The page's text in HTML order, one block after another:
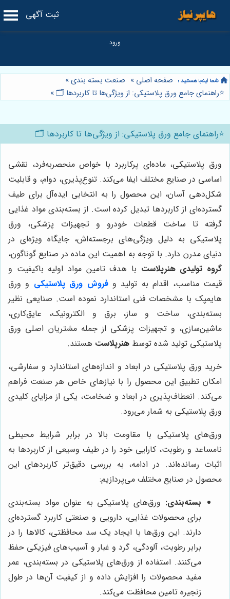
ثبت آگهی
صفحه اصلی » صنعت بسته بندی»
⭐️راهنمای جامع ورق پلاستیکی: از ویژگی‌ها تا کاربردها 🗂️»
⭐️راهنمای جامع ورق پلاستیکی: از ویژگی‌ها تا کاربردها 🗂️
ورق پلاستیکی، ماده‌ای پرکاربرد با خواص منحصربه‌فرد، نقشی
اساسی در صنایع مختلف ایفا می‌کند. تنوع‌پذیری، دوام، و قابلیت
شکل‌دهی آسان، این محصول را به انتخابی ایده‌آل برای طیف
گسترده‌ای از کاربردها تبدیل کرده است. از بسته‌بندی مواد غذایی
گرفته تا ساخت قطعات خودرو و تجهیزات پزشکی، ورق
پلاستیکی به دلیل ویژگی‌های برجسته‌اش، جایگاه ویژه‌ای در
دنیای مدرن دارد. با توجه به اهمیت این ماده در صنایع گوناگون،
گروه تولیدی هنرپلاست با هدف تامین مواد اولیه باکیفیت و
قیمت مناسب، اقدام به تولید وفروش ورق پلاستیکی و ورق
هایمپک با مشخصات فنی استاندارد نموده است. صنایعی نظیر
بسته‌بندی، ساخت و ساز، برق و الکترونیک، عایق‌کاری،
ماشین‌سازی، و تجهیزات پزشکی از جمله مشتریان اصلی ورق
پلاستیکی تولید شده توسط هنرپلاست هستند.
خرید ورق پلاستیکی در ابعاد و اندازه‌های استاندارد و سفارشی،
امکان تطبیق این محصول را با نیازهای خاص هر صنعت فراهم
می‌کند. انعطاف‌پذیری در ابعاد و ضخامت، یکی از مزایای کلیدی
ورق پلاستیکی به شمار می‌رود.
ورق‌های پلاستیکی با مقاومت بالا در برابر شرایط محیطی
نامساعد و رطوبت، کارایی خود را در طیف وسیعی از کاربردها به
اثبات رسانده‌اند. در ادامه، به بررسی دقیق‌تر کاربردهای این
محصول در صنایع مختلف می‌پردازیم:
بسته‌بندی: ورق‌های پلاستیکی به عنوان مواد بسته‌بندی
برای محصولات غذایی، دارویی و صنعتی کاربرد گسترده‌ای
دارند. این ورق‌ها با ایجاد یک سد محافظتی، کالاها را در
برابر رطوبت، آلودگی، گرد و غبار و آسیب‌های فیزیکی حفظ
می‌کنند. استفاده از ورق‌های پلاستیکی در بسته‌بندی، عمر
مفید محصولات را افزایش داده و از کیفیت آن‌ها در طول
زنجیره تامین محافظت می‌کند.